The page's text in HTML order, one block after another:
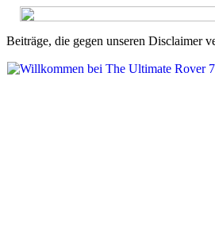
Beiträge, die gegen unseren Disclaimer